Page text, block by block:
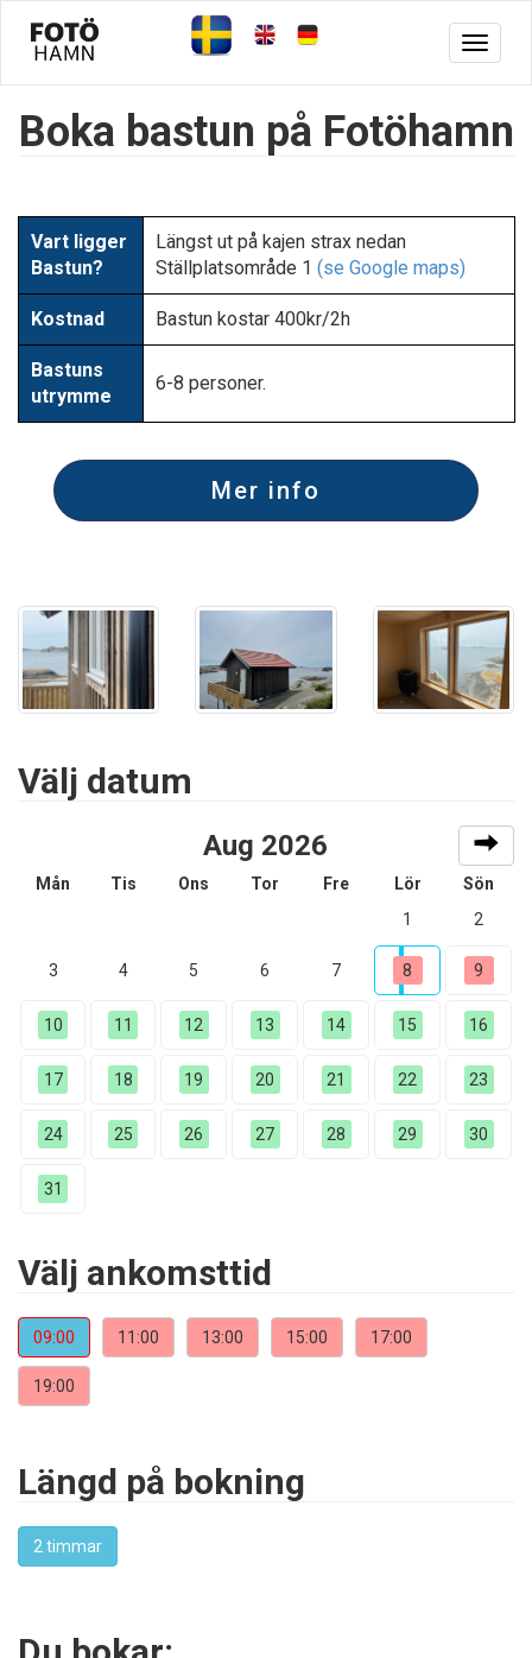
Toggle
Boka bastun på Fotöhamn
Vart ligger
Bastun?
Längst ut på kajen strax nedan
Ställplatsområde 1 (se Google maps)
Kostnad Bastun kostar 400kr/2h
Bastuns
utrymme
6-8 personer.
Mer info
Välj datum
Aug 2026
Mån Tis Ons Tor Fre Lör
Sön
1
2
3 4 5 6 7 8 9
10 11 12 13 14 15 16
17 18 19 20 21 22 23
24 25 26 27 28 29 30
31
Välj ankomsttid
09:00 11:00 13:00 15:00 17:00
19:00
Längd på bokning
2 timmar